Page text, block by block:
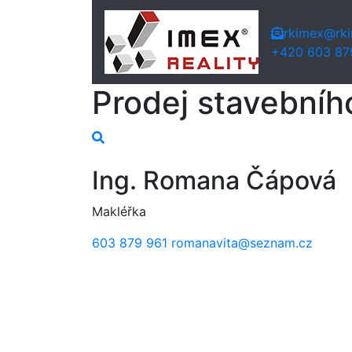
+420 603
Prodej
Ing. Romana Čápová
Makléřka
603 879 961 romanavita@seznam.cz